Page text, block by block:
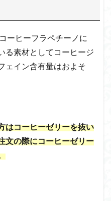
ーヒーフラペチーノに
る素材としてコーヒージ
ェイン含有量はおよそ
はコーヒーゼリーを抜い
文の際にコーヒーゼリー